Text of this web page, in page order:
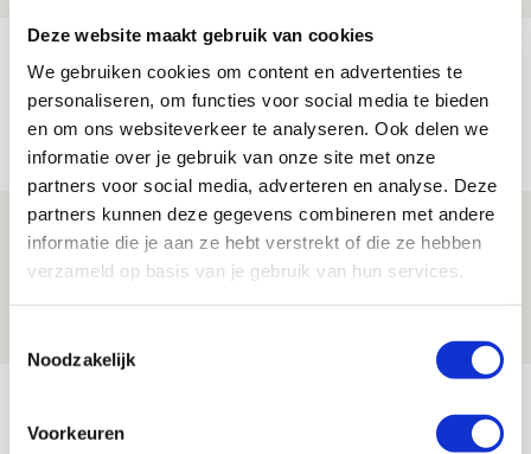
Deze website maakt gebruik van cookies
We gebruiken cookies om content en advertenties te
personaliseren, om functies voor social media te bieden
en om ons websiteverkeer te analyseren. Ook delen we
informatie over je gebruik van onze site met onze
partners voor social media, adverteren en analyse. Deze
partners kunnen deze gegevens combineren met andere
informatie die je aan ze hebt verstrekt of die ze hebben
verzameld op basis van je gebruik van hun services.
Noodzakelijk
Voorkeuren
Míchels elf: met welke formatie begin
jij aan nieuw eredivisieseizoen?
08 AUGUSTUS 2026 - 11:34
NIEUWS
Spelen bij Jong Ajax of Ajax 1? Dat
maakt Abdalla ‘geen reet’ uit
AGENDA